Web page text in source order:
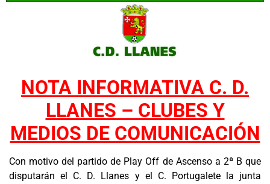
NOTA INFORMATIVA C. D.
LLANES – CLUBES Y
MEDIOS DE COMUNICACIÓN
Con motivo del partido de Play Off de Ascenso a 2ª B que
disputarán el C. D. Llanes y el C. Portugalete la junta